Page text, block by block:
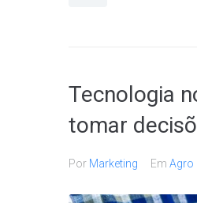
Tecnologia
tomar
Por Marketing Em Agro